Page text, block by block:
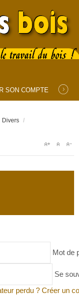
SON COMPTE
Divers /
Mot de
Se
perdu ? Créer un
?